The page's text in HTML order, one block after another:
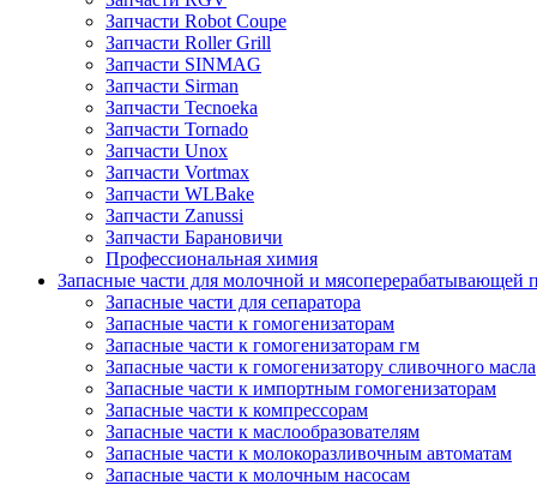
Запчасти Robot Coupe
Запчасти Roller Grill
Запчасти SINMAG
Запчасти Sirman
Запчасти Tecnoeka
Запчасти Tornado
Запчасти Unox
Запчасти Vortmax
Запчасти WLBake
Запчасти Zanussi
Запчасти Барановичи
Профессиональная химия
Запасные части для молочной и мясоперерабатывающей
Запасные части для сепаратора
Запасные части к гомогенизаторам
Запасные части к гомогенизаторам гм
Запасные части к гомогенизатору сливочного масла
Запасные части к импортным гомогенизаторам
Запасные части к компрессорам
Запасные части к маслообразователям
Запасные части к молокоразливочным автоматам
Запасные части к молочным насосам